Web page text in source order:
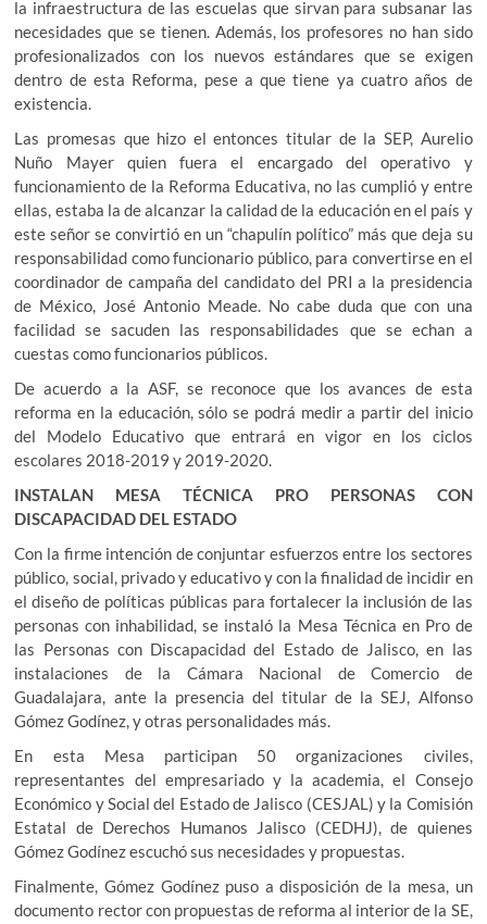
la infraestructura de las escuelas que sirvan para subsanar las
necesidades que se tienen. Además, los profesores no han sido
profesionalizados con los nuevos estándares que se exigen
dentro de esta Reforma, pese a que tiene ya cuatro años de
existencia.
Las promesas que hizo el entonces titular de la SEP, Aurelio
Nuño Mayer quien fuera el encargado del operativo y
funcionamiento de la Reforma Educativa, no las cumplió y entre
ellas, estaba la de alcanzar la calidad de la educación en el país y
este señor se convirtió en un “chapulín político” más que deja su
responsabilidad como funcionario público, para convertirse en el
coordinador de campaña del candidato del PRI a la presidencia
de México, José Antonio Meade. No cabe duda que con una
facilidad se sacuden las responsabilidades que se echan a
cuestas como funcionarios públicos.
De acuerdo a la ASF, se reconoce que los avances de esta
reforma en la educación, sólo se podrá medir a partir del inicio
del Modelo Educativo que entrará en vigor en los ciclos
escolares 2018-2019 y 2019-2020.
INSTALAN MESA TÉCNICA PRO PERSONAS CON
DISCAPACIDAD DEL ESTADO
Con la firme intención de conjuntar esfuerzos entre los sectores
público, social, privado y educativo y con la finalidad de incidir en
el diseño de políticas públicas para fortalecer la inclusión de las
personas con inhabilidad, se instaló la Mesa Técnica en Pro de
las Personas con Discapacidad del Estado de Jalisco, en las
instalaciones de la Cámara Nacional de Comercio de
Guadalajara, ante la presencia del titular de la SEJ, Alfonso
Gómez Godínez, y otras personalidades más.
En esta Mesa participan 50 organizaciones civiles,
representantes del empresariado y la academia, el Consejo
Económico y Social del Estado de Jalisco (CESJAL) y la Comisión
Estatal de Derechos Humanos Jalisco (CEDHJ), de quienes
Gómez Godínez escuchó sus necesidades y propuestas.
Finalmente, Gómez Godínez puso a disposición de la mesa, un
documento rector con propuestas de reforma al interior de la SE,